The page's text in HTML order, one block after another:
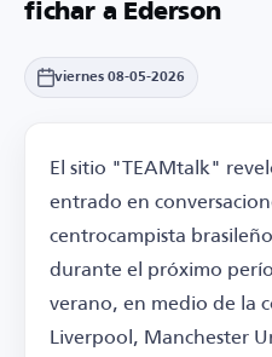
fichar a Ederson
viernes 08-05-2026
El sitio "TEAMtalk"
entrado en
centrocampista
durante el próximo
verano, en medio de la
Liverpool, Manchester